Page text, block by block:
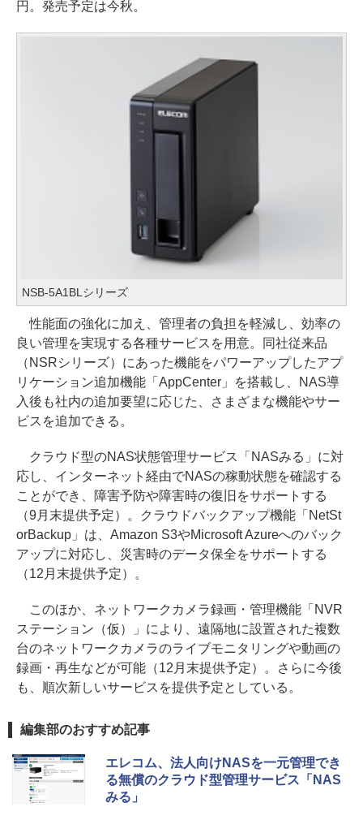
円。発売予定は今秋。
NSB-5A1BLシリーズ
性能面の強化に加え、管理者の負担を軽減し、効率の
良い管理を実現する各種サービスを用意。同社従来品
（NSRシリーズ）にあった機能をパワーアップしたアプ
リケーション追加機能「AppCenter」を搭載し、NAS導
入後も社内の追加要望に応じた、さまざまな機能やサー
ビスを追加できる。
クラウド型のNAS状態管理サービス「NASみる」に対
応し、インターネット経由でNASの稼動状態を確認する
ことができ、障害予防や障害時の復旧をサポートする
（9月末提供予定）。クラウドバックアップ機能「NetSt
orBackup」は、Amazon S3やMicrosoft Azureへのバック
アップに対応し、災害時のデータ保全をサポートする
（12月末提供予定）。
このほか、ネットワークカメラ録画・管理機能「NVR
ステーション（仮）」により、遠隔地に設置された複数
台のネットワークカメラのライブモニタリングや動画の
録画・再生などが可能（12月末提供予定）。さらに今後
も、順次新しいサービスを提供予定としている。
編集部のおすすめ記事
エレコム、法人向けNASを一元管理でき
る無償のクラウド型管理サービス「NAS
みる」